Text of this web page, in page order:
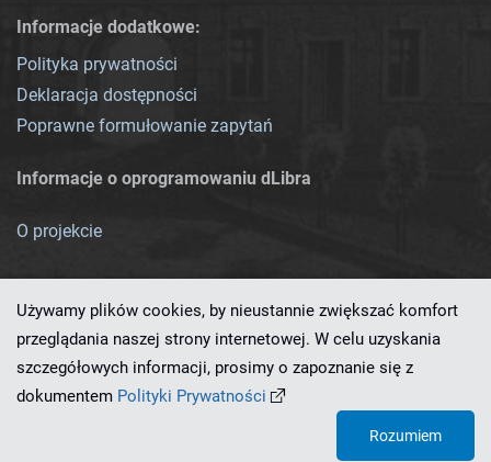
Informacje dodatkowe:
Polityka prywatności
Deklaracja dostępności
Poprawne formułowanie zapytań
Informacje o oprogramowaniu dLibra
O projekcie
Ten serwis działa dzięki oprogramowaniu
Używamy plików cookies, by nieustannie zwiększać komfort
przeglądania naszej strony internetowej. W celu uzyskania
szczegółowych informacji, prosimy o zapoznanie się z
dokumentem Polityki Prywatności
Rozumiem